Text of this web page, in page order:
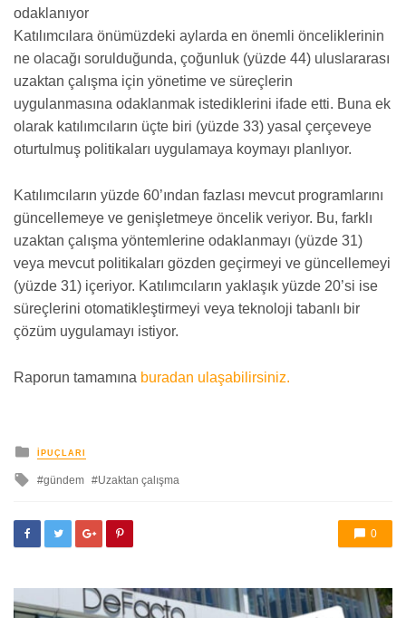
odaklanıyor
Katılımcılara önümüzdeki aylarda en önemli önceliklerinin
ne olacağı sorulduğunda, çoğunluk (yüzde 44) uluslararası
uzaktan çalışma için yönetime ve süreçlerin
uygulanmasına odaklanmak istediklerini ifade etti. Buna ek
olarak katılımcıların üçte biri (yüzde 33) yasal çerçeveye
oturtulmuş politikaları uygulamaya koymayı planlıyor.
Katılımcıların yüzde 60’ından fazlası mevcut programlarını
güncellemeye ve genişletmeye öncelik veriyor. Bu, farklı
uzaktan çalışma yöntemlerine odaklanmayı (yüzde 31)
veya mevcut politikaları gözden geçirmeyi ve güncellemeyi
(yüzde 31) içeriyor. Katılımcıların yaklaşık yüzde 20’si ise
süreçlerini otomatikleştirmeyi veya teknoloji tabanlı bir
çözüm uygulamayı istiyor.
Raporun tamamına buradan ulaşabilirsiniz.
yayınlanan
İPUÇLARI
ilegündem Uzaktan çalışma
0